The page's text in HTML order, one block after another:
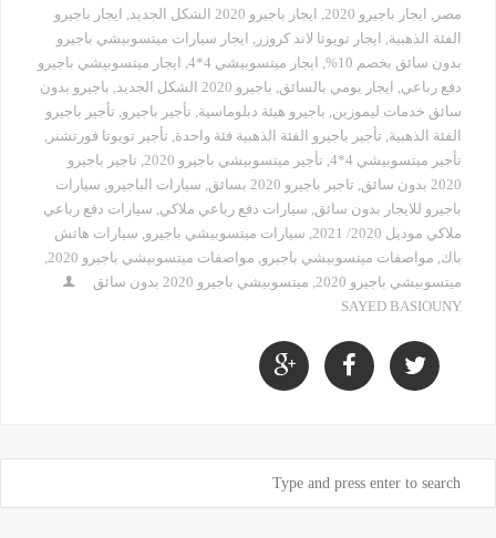
مصر , ايجار باجيرو 2020 , ايجار باجيرو 2020 الشكل الجديد , ايجار باجيرو
الفئة الذهبية, ايجار تويوتا لاند كروزر , ايجار سيارات ميتسوبيشي باجيرو
بدون سائق بخصم 10%
, ايجار ميتسوبيشي 4*4 , ايجار ميتسوبيشي باجيرو
دفع رباعي, ايجار يومي بالسائق, باجيرو 2020 الشكل الجديد , باجيرو بدون
سائق خدمات ليموزين, باجيرو هيئة دبلوماسية, تأجير باجيرو, تأجير باجيرو
الفئة الذهبية, تأجير باجيرو الفئة الذهبية فئة واحدة, تأجير تويوتا فورتشنر ,
تأجير ميتسوبيشي 4*4
, تأجير ميتسوبيشي باجيرو 2020 , تاجير باجيرو
2020 بدون سائق
, تاجير باجيرو 2020 بسائق , سيارات الباجيرو, سيارات
باجيرو للايجار بدون سائق, سيارات دفع رباعي ملاكي, سيارات دفع رباعي
ملاكي موديل 2020/ 2021
, سيارات ميتسوبيشي باجيرو, سيارات هاتش
باك, مواصفات ميتسوبيشي باجيرو, مواصفات ميتسوبيشي باجيرو 2020
,
ميتسوبيشي باجيرو 2020
, ميتسوبيشي باجيرو 2020 بدون سائق
SAYED BASIOUNY